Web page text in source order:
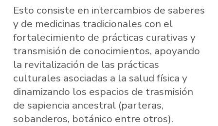
Esto consiste en intercambios de saberes
y de medicinas tradicionales con el
fortalecimiento de prácticas curativas y
transmisión de conocimientos, apoyando
la revitalización de las prácticas
culturales asociadas a la salud física y
dinamizando los espacios de trasmisión
de sapiencia ancestral (parteras,
sobanderos, botánico entre otros).